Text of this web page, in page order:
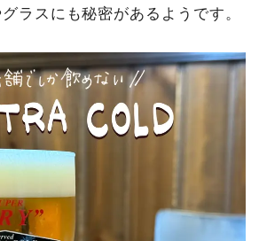
ラスにも秘密があるようです。